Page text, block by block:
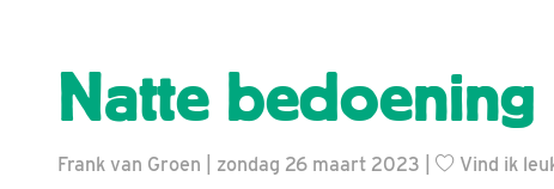
Natte bedoening
Frank van Groen | zondag 26 maart 2023 | Vind ik